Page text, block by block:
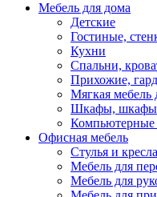
Мебель для дома
Детские
Гостиные,
Кухни
Спальни,
Прихожие,
Мягкая мебель
Шкафы, шкафы-
Компьютерные
Офисная мебель
Стулья и кресла
Мебель для
Мебель для